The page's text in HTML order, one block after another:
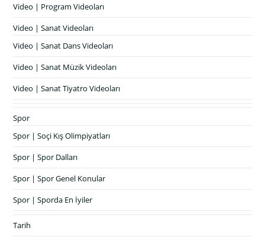
Video | Program Videoları
Video | Sanat Videoları
Video | Sanat Dans Videoları
Video | Sanat Müzik Videoları
Video | Sanat Tiyatro Videoları
Spor
Spor | Soçi Kış Olimpiyatları
Spor | Spor Dalları
Spor | Spor Genel Konular
Spor | Sporda En İyiler
Tarih